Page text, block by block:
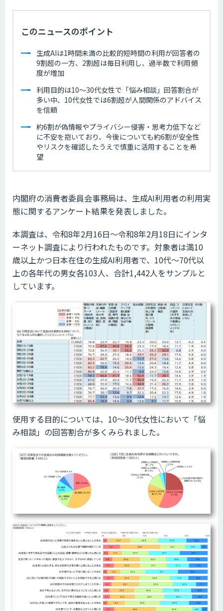
このニュースのポイント
生成AIは1時間未満の比較的短時間の利用が回答者の
9割超の一方、2割超は毎日利用し、過半数で利用頻
度が増加
利用目的は10〜30代女性で「悩み相談」回答割合が
多い中、10代女性では6割超が人間関係のアドバイス
を信頼
約6割が偽情報やプライバシー侵害・思考力低下など
に不安を抱いており、今後についても約6割が安全性
やリスクを確認したうえで慎重に活用することを希
望
内閣府の消費者委員会事務局は、生成AI利用者の利用実
態に関するアンケート結果を発表しました。
本調査は、令和8年2月16日～令和8年2月18日にインタ
ーネット調査により行われたものです。対象者は満10
歳以上かつ日本在住の生成AI利用者で、10代～70代以
上の各年代の男女各103人、合計1,442人をサンプルと
しています。
使用する目的については、10～30代女性において「悩
み相談」の回答割合が多くみられました。